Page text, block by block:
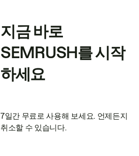
지금 바로
SEMRUSH를 시작
하세요
7일간 무료로 사용해 보세요. 언제든지
취소할 수 있습니다.